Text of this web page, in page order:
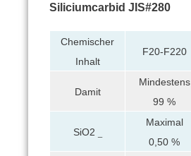
Siliciumcarbid JIS#280
Chemischer
Inhalt
F20-F220
Damit
Mindestens
99 %
SiO2
Maximal
0,50 %